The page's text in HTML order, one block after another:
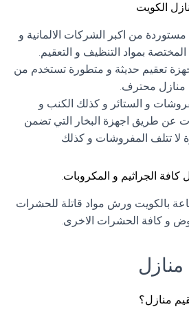
الكويت
من اكبر الشركات الالمانية و
المختصة بمواد التنظيف و التعقيم.
تعقيم حديثة و متطورة تستخدم من
منازل محترف.
و الستائر و كذلك الكنب و
عن طريق اجهزة البخار التي تضمن
لا تتلف المفروشات و كذلك
الجراثيم و المكروبات.
منازل 24 ساعة بالكويت ورش مواد قاتلة للحشرات
و كافة الحشرات الاخرى.
منازل؟